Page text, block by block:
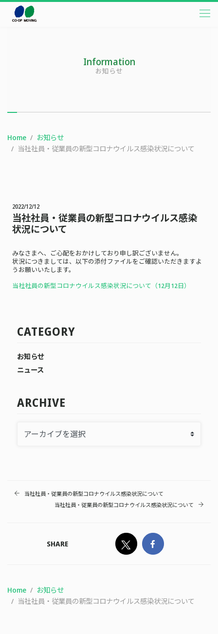
メ
本文までスキップする
Information
お知らせ
Home
お知らせ
当社社員・従業員の新型コロナウイルス感染状況について
2022/12/12
当社社員・従業員の新型コロナウイルス感染
状況について
みなさまへ、ご心配をおかけしており申し訳ございません。
状況につきましては、以下の添付ファイルをご確認いただきますよ
うお願いいたします。
当社社員の新型コロナウイルス感染状況について（12月12日）
CATEGORY
お知らせ
ニュース
ARCHIVE
当社社員・従業員の新型コロナウイルス感染状況について
当社社員・従業員の新型コロナウイルス感染状況について
SHARE
Home
お知らせ
当社社員・従業員の新型コロナウイルス感染状況について